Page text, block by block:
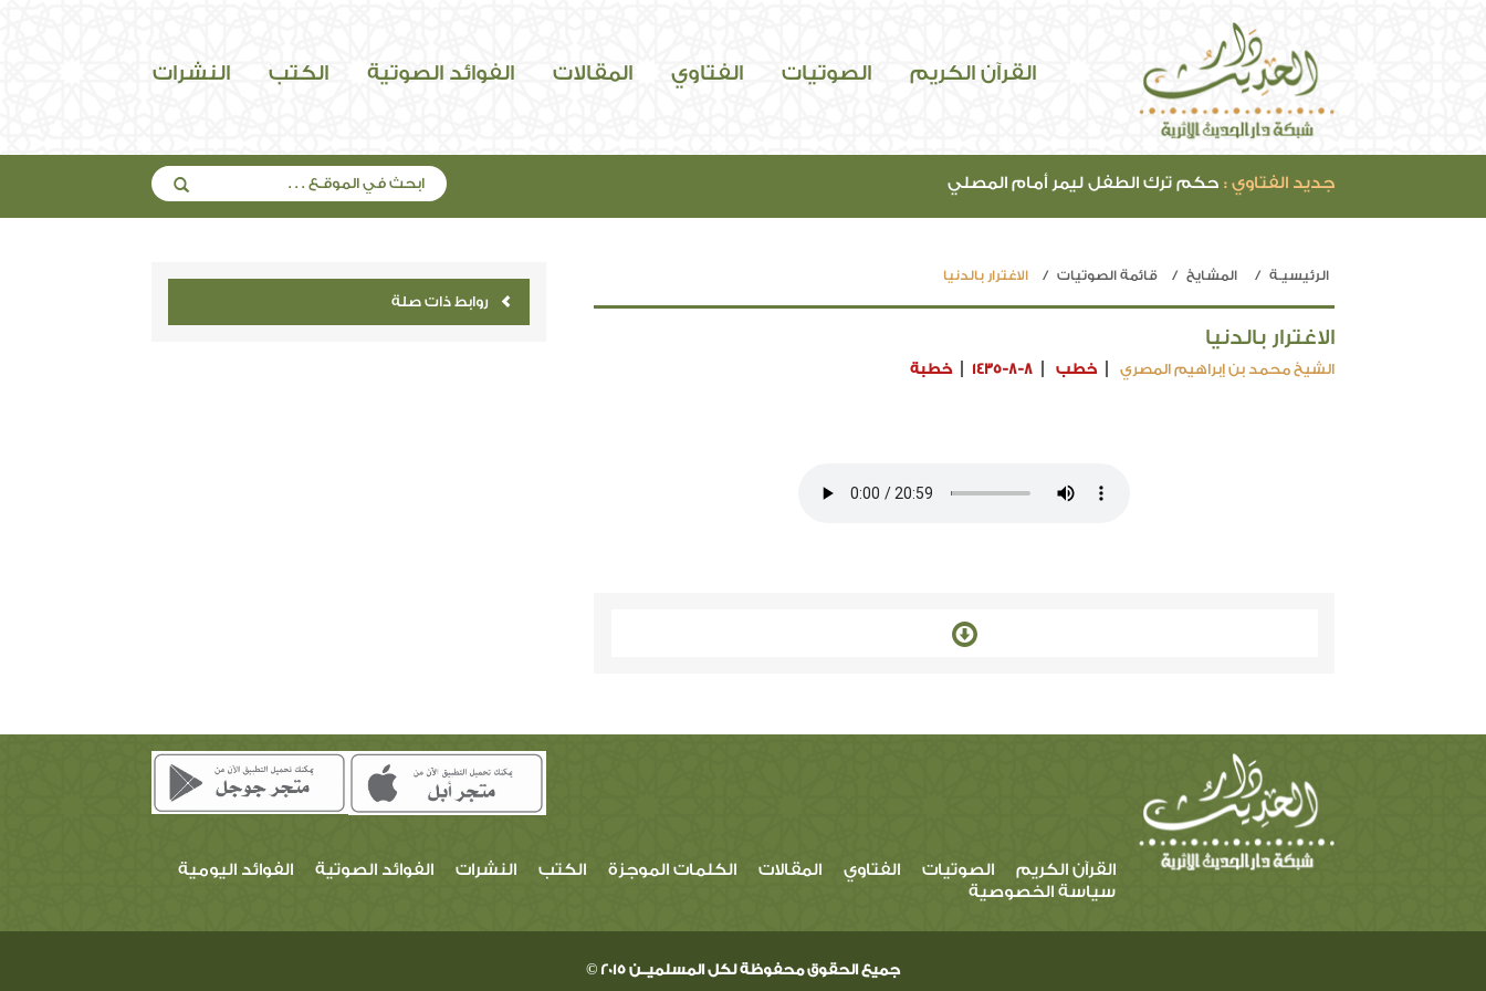
القرآن الكريم الصوتيات الفتاوي المقالات الفوائد الصوتية الكتب النشرات
جديد الفتاوي : حكم ترك الطفل ليمر أمام المصلي
الرئيسيـة المشايخ قائمة الصوتيات الاغترار بالدنيا
الاغترار بالدنيا
الشيخ محمد بن إبراهيم المصري خطب 1435-8-8 خطبة
روابط ذات صلة
القرآن الكريم الصوتيات الفتاوي المقالات الكلمات الموجزة الكتب النشرات الفوائد الصوتية
الفوائد اليومية
سياسة الخصوصية
جميع الحقوق محفوظة لكل المسلميــن 2015 ©